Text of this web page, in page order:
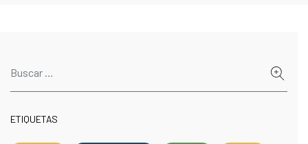
ETIQUETAS